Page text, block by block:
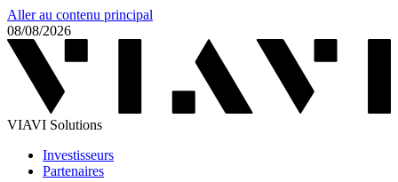
Aller au contenu principal
08/08/2026
VIAVI Solutions
Investisseurs
Partenaires